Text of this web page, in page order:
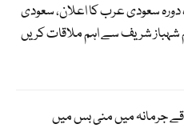
دورہ سعودی عرب کا اعلان، سعودی
شہباز شریف سے اہم ملاقات کریں
جرمانہ میں منی بس میں